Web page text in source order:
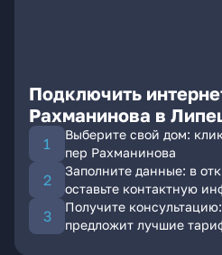
Подключить
Рахманинова в
Выберите свой дом:
пер Рахманинова
Заполните данные: в
оставьте контактную
Получите
предложит лучшие